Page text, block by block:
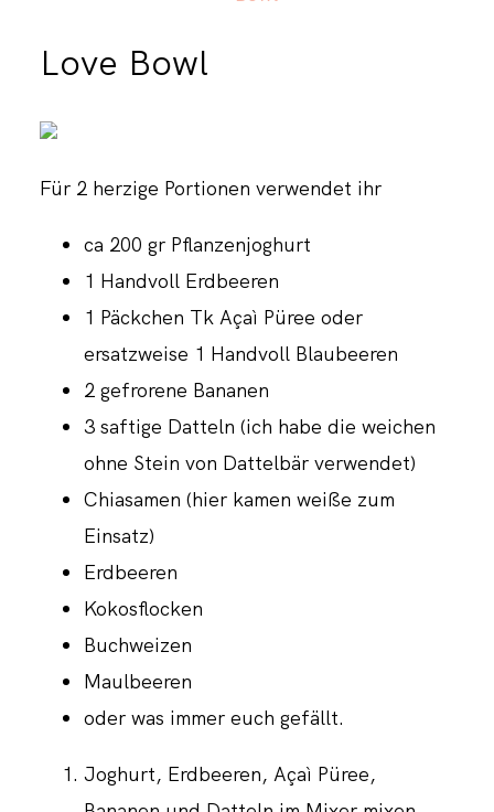
Love Bowl
Für 2 herzige Portionen verwendet ihr
ca 200 gr Pflanzenjoghurt
1 Handvoll Erdbeeren
1 Päckchen Tk Açaì Püree oder
ersatzweise 1 Handvoll Blaubeeren
2 gefrorene Bananen
3 saftige Datteln (ich habe die weichen
ohne Stein von Dattelbär verwendet)
Chiasamen (hier kamen weiße zum
Einsatz)
Erdbeeren
Kokosflocken
Buchweizen
Maulbeeren
oder was immer euch gefällt.
Joghurt, Erdbeeren, Açaì Püree,